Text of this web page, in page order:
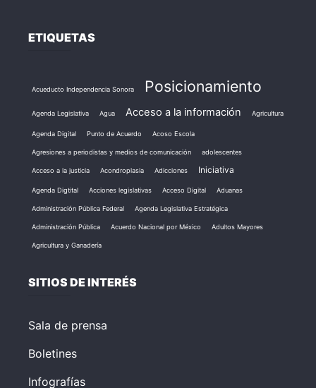
ETIQUETAS
Acueducto Independencia Sonora Posicionamiento
Agenda Legislativa Agua Acceso a la información Agricultura
Agenda Digital Punto de Acuerdo Acoso Escola
Agresiones a periodistas y medios de comunicación adolescentes
Acceso a la justicia Acondroplasia Adicciones Iniciativa
Agenda Digtital Acciones legislativas Acceso Digital Aduanas
Administración Pública Federal Agenda Legislativa Estratégica
Administración Pública Acuerdo Nacional por México Adultos Mayores
Agricultura y Ganadería
SITIOS DE INTERÉS
Sala de prensa
Boletines
Infografías